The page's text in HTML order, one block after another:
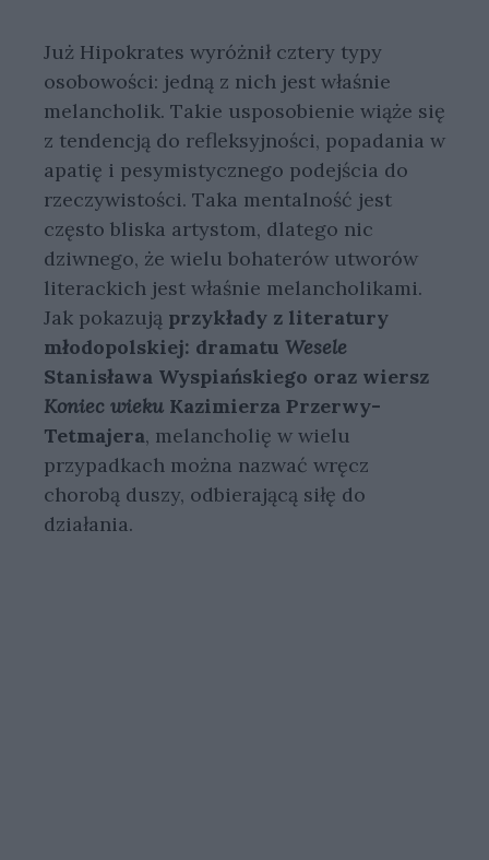
Już Hipokrates wyróżnił cztery typy
osobowości: jedną z nich jest właśnie
melancholik. Takie usposobienie wiąże się
z tendencją do refleksyjności, popadania w
apatię i pesymistycznego podejścia do
rzeczywistości. Taka mentalność jest
często bliska artystom, dlatego nic
dziwnego, że wielu bohaterów utworów
literackich jest właśnie melancholikami.
Jak pokazują przykłady z literatury
młodopolskiej: dramatu Wesele
Stanisława Wyspiańskiego oraz wiersz
Koniec wieku Kazimierza Przerwy-
Tetmajera, melancholię w wielu
przypadkach można nazwać wręcz
chorobą duszy, odbierającą siłę do
działania.